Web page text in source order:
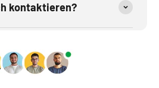
kontaktieren?